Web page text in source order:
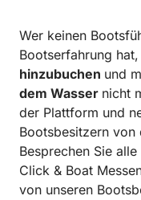
Wer keinen
Bootserfahrung
hinzubuchen und
dem Wasser nicht
der Plattform und
Bootsbesitzern von
Besprechen Sie
Click & Boat
von unseren